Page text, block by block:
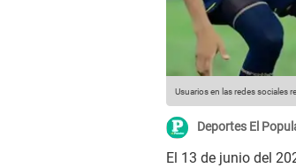
Usuarios en las redes sociales
Deportes El
El 13 de junio del